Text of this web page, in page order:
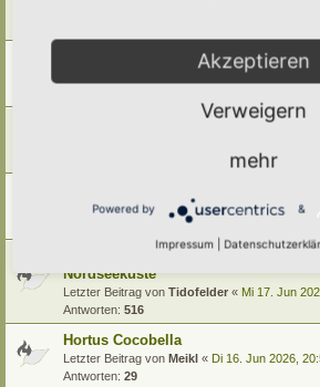
Sa 27. Jun 2026,
Letzter Beitrag von Simbienchen«Di 23. Jun
Hortus Passiflorus - ein Garten an
Nordseeküste
Letzter Beitrag von Tidofelder « Mi 17. Jun
Antworten: 516
Hortus Cocobella
Letzter Beitrag von Meikl « Di 16. Jun 2026,
Antworten: 29
Akzeptieren
Verweigern
mehr
Powered by &
Impressum